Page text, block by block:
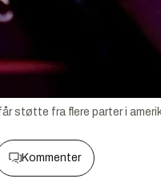
støtte fra flere parter i
Kommenter